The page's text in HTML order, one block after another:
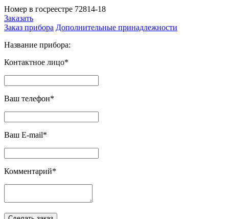
Номер в госреестре 72814-18
Заказать
Заказ прибора Дополнительные принадлежности
Название прибора:
Контактное лицо*
Ваш телефон*
Ваш E-mail*
Комментарий*